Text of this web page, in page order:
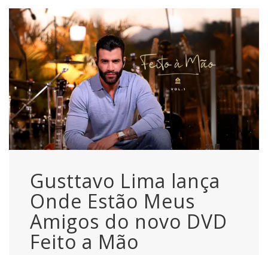
Gusttavo Lima lança
Onde Estão Meus
Amigos do novo DVD
Feito a Mão